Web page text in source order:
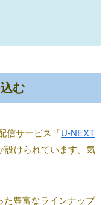
む
信サービス「U-NEXT
設けられています。気
た豊富なラインナップ